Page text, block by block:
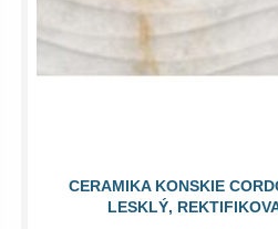
CERAMIKA KONSKIE
LESKLÝ,